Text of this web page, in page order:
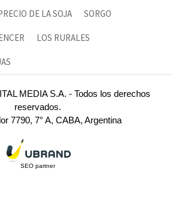
DE LA SOJA SORGO
LOS RURALES
MEDIA S.A. - Todos los derechos
reservados.
7790, 7° A, CABA, Argentina
SEO partner